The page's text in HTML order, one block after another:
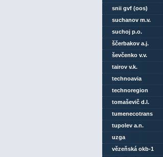
snii gvf (oos)
suchanov m.v.
suchoj p.o.
ščerbakov a.j.
ševčenko v.v.
tairov v.k.
technoavia
technoregion
tomaševič d.l.
tumenecotrans
tupolev a.n.
uzga
vězeňská okb-1